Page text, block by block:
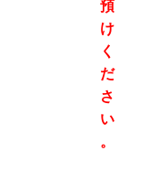
預
け
く
だ
さ
い
。